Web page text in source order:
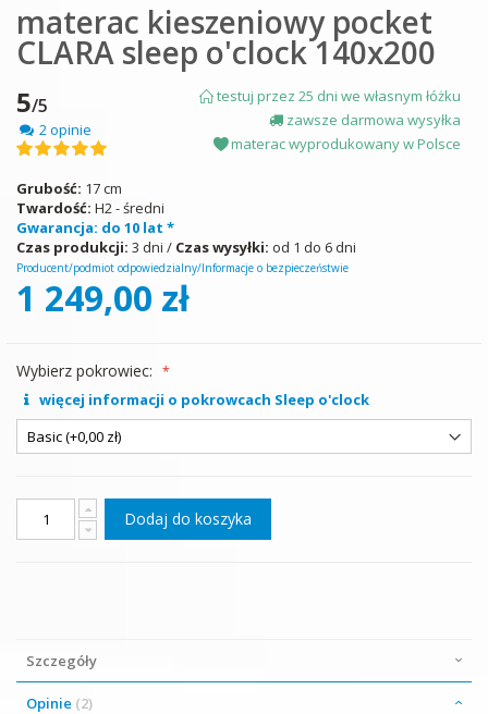
materac kieszeniowy pocket
CLARA sleep o'clock 140x200
5/5
2 opinie
Ocena:
testuj przez 25 dni we własnym łóżku
zawsze darmowa wysyłka
materac wyprodukowany w Polsce
Grubość: 17 cm
Twardość: H2 - średni
Gwarancja: do 10 lat *
Czas produkcji: 3 dni / Czas wysyłki: od 1 do 6 dni
Producent/podmiot odpowiedzialny/Informacje o bezpieczeństwie
1 249,00 zł
Wybierz pokrowiec:
więcej informacji o pokrowcach Sleep o'clock
Dodaj do koszyka
to
the
beginning
the
images
gallery
Szczegóły
Opinie 2